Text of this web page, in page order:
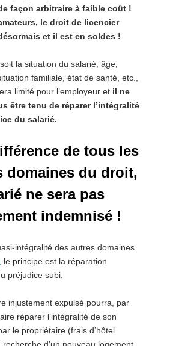
façon arbitraire à faible coût !
le droit de licencier
et il est en soldes !
la situation du salarié, âge,
familiale, état de santé, etc.,
limité pour l’employeur et il ne
être tenu de réparer l’intégralité
du salarié.
de tous les
domaines du droit,
ne sera pas
indemnisé !
intégralité des autres domaines
, le principe est la réparation
préjudice subi.
injustement expulsé pourra, par
réparer l’intégralité de son
le propriétaire (frais d’hôtel